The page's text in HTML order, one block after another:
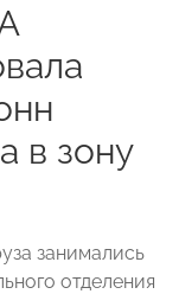
в зону
занимались
отделения